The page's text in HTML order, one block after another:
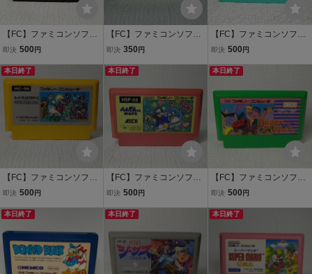
【FC】ファミコンソフト/
グーニーズ2 クリー
トのみ】 管理No.資429
同梱大歓迎！！
即決 500 円
【FC】ファミコンソフト/
高橋名人の冒険島
【ソフトのみ】管理No.資
即決 350 円
【FC】ファミコンソフト/
ワリオの森 クリーニ
み】管理No.資714
即決 500 円
本日終了
【FC】ファミコンソフト/
スーパーマリオブラザ
み！！ 【ソフトのみ】
迎！！
即決 500 円
本日終了
【FC】ファミコンソフト/
ぺんぎんくんWARS
【ソフトのみ】管理No.資
即決 500 円
本日終了
【FC】ファミコンソフト/
バギー・ポッパー【ソ
同梱大歓迎！！
即決 500 円
本日終了 本日終了 本日終了